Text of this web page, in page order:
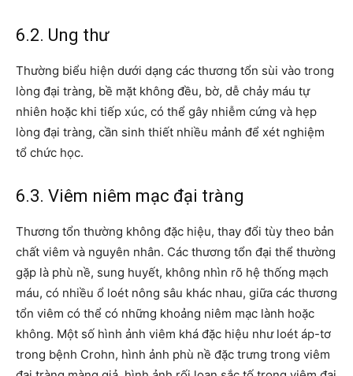
6.2. Ung thư
Thường biểu hiện dưới dạng các thương tổn sùi vào trong
lòng đại tràng, bề mặt không đều, bờ, dễ chảy máu tự
nhiên hoặc khi tiếp xúc, có thể gây nhiễm cứng và hẹp
lòng đại tràng, cần sinh thiết nhiều mảnh để xét nghiệm
tổ chức học.
6.3. Viêm niêm mạc đại tràng
Thương tổn thường không đặc hiệu, thay đổi tùy theo bản
chất viêm và nguyên nhân. Các thương tổn đại thể thường
gặp là phù nề, sung huyết, không nhìn rõ hệ thống mạch
máu, có nhiều ổ loét nông sâu khác nhau, giữa các thương
tổn viêm có thể có những khoảng niêm mạc lành hoặc
không. Một số hình ảnh viêm khá đặc hiệu như loét áp-tơ
trong bệnh Crohn, hình ảnh phù nề đặc trưng trong viêm